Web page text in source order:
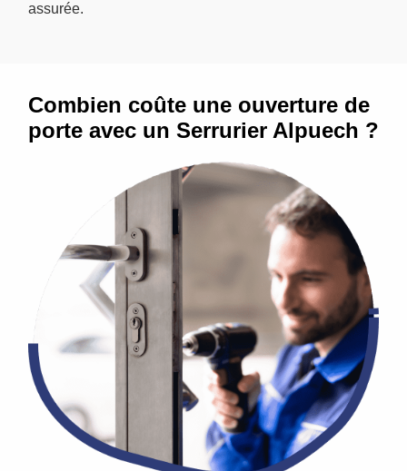
assurée.
Combien coûte une ouverture de
porte avec un Serrurier Alpuech ?